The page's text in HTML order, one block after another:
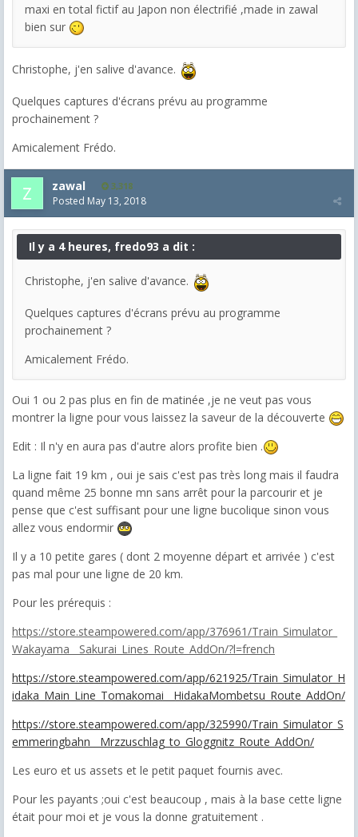
maxi en total fictif au Japon non électrifié ,made in zawal
bien sur
Christophe, j'en salive d'avance.
Quelques captures d'écrans prévu au programme
prochainement ?
Amicalement Frédo.
zawal 3,318
Posted May 13, 2018
Il y a 4 heures, fredo93 a dit :
Christophe, j'en salive d'avance.
Quelques captures d'écrans prévu au programme
prochainement ?
Amicalement Frédo.
Oui 1 ou 2 pas plus en fin de matinée ,je ne veut pas vous
montrer la ligne pour vous laissez la saveur de la découverte
Edit : Il n'y en aura pas d'autre alors profite bien .
La ligne fait 19 km , oui je sais c'est pas très long mais il faudra
quand même 25 bonne mn sans arrêt pour la parcourir et je
pense que c'est suffisant pour une ligne bucolique sinon vous
allez vous endormir
Il y a 10 petite gares ( dont 2 moyenne départ et arrivée ) c'est
pas mal pour une ligne de 20 km.
Pour les prérequis :
https://store.steampowered.com/app/376961/Train_Simulator_
Wakayama__Sakurai_Lines_Route_AddOn/?l=french
https://store.steampowered.com/app/621925/Train_Simulator_H
idaka_Main_Line_Tomakomai__HidakaMombetsu_Route_AddOn/
https://store.steampowered.com/app/325990/Train_Simulator_S
emmeringbahn__Mrzzuschlag_to_Gloggnitz_Route_AddOn/
Les euro et us assets et le petit paquet fournis avec.
Pour les payants ;oui c'est beaucoup , mais à la base cette ligne
était pour moi et je vous la donne gratuitement .